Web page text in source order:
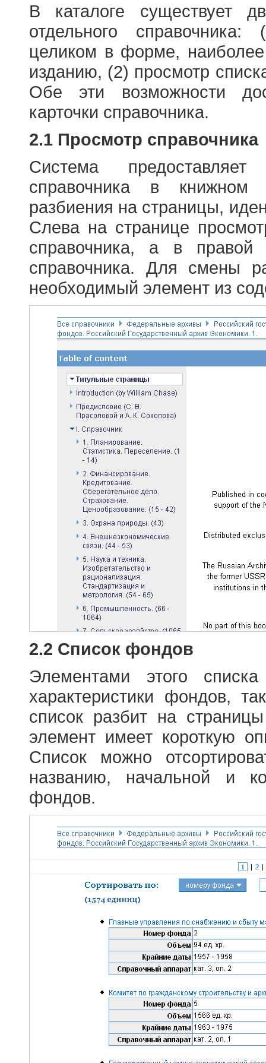
В каталоге существует
отдельного
целиком в форме,
изданию, (2) просмотр
Обе эти возможности
карточки справочника.
2.1 Просмотр справочника
Система
справочника в
разбиения на страницы,
Слева на странице
справочника, а в правой
справочника. Для смены
необходимый элемент из
2.2 Список фондов
Элементами этого
характеристики фондов,
список разбит на
элемент имеет короткую
Список можно
названию, начальной и
фондов.